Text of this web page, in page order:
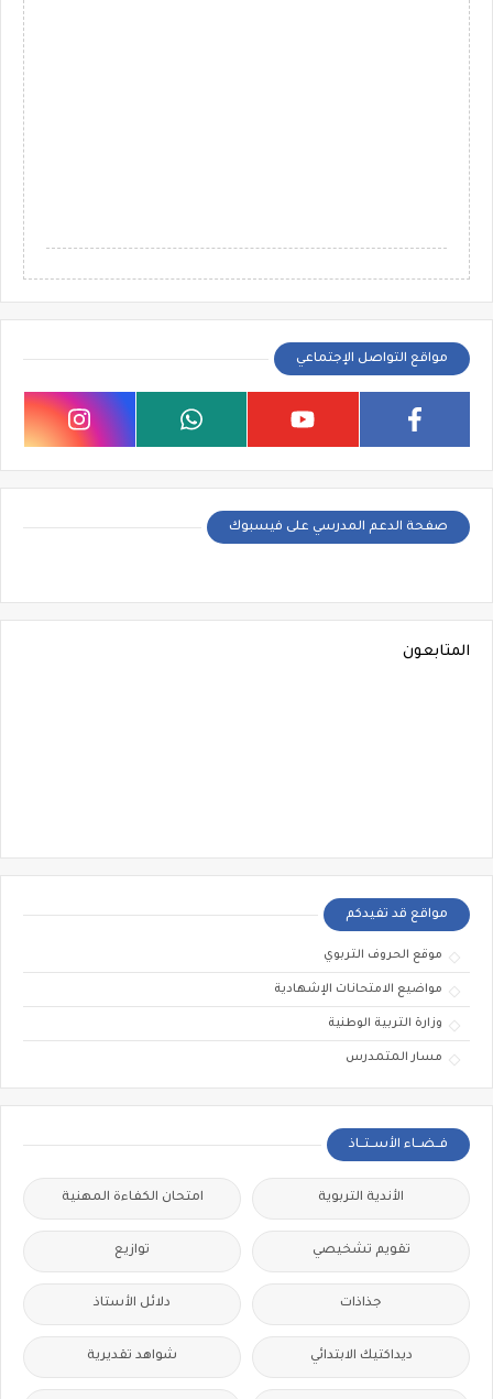
مواقع التواصل الإجتماعي
صفحة الدعم المدرسي على فيسبوك
المتابعون
مواقع قد تفيدكم
موقع الحروف التربوي
مواضيع الامتحانات الإشهادية
وزارة التربية الوطنية
مسار المتمدرس
فــضــاء الأســتــاذ
الأندية التربوية امتحان الكفاءة المهنية
تقويم تشخيصي توازيع
جذاذات دلائل الأستاذ
ديداكتيك الابتدائي شواهد تقديرية